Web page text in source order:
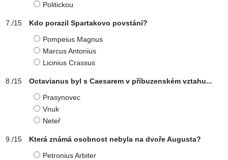
Politickou
Kdo porazil Spartakovo povstání?
Pompeius Magnus
Marcus Antonius
Licinius Crassus
Octavianus byl s Caesarem v příbuzenském vztahu...
Prasynovec
Vnuk
Neteř
Která známá osobnost nebyla na dvoře Augusta?
Petronius Arbiter